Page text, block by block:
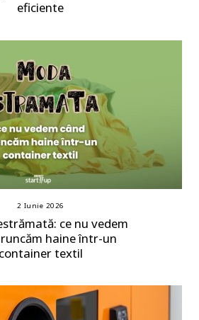
eficiente
2 Iunie 2026
ce nu vedem
haine într-un
container textil